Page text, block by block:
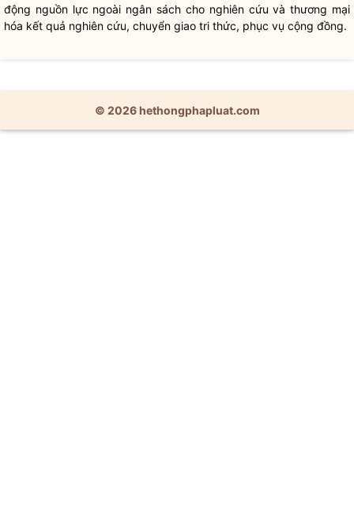
động nguồn lực ngoài ngân sách cho nghiên cứu và thương mại
hóa kết quả nghiên cứu, chuyển giao tri thức, phục vụ cộng đồng.
© 2026 hethongphapluat.com